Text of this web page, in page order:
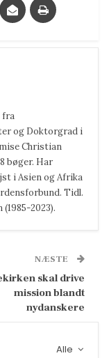
fra
og Doktorgrad i
Christian
bøger. Har
i Asien og Afrika
Tidl.
2023).
NÆSTE
skal drive
mission blandt
nydanskere
Alle